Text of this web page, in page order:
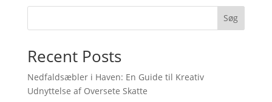
Søg
Recent Posts
Nedfaldsæbler i Haven: En Guide til Kreativ
Udnyttelse af Oversete Skatte